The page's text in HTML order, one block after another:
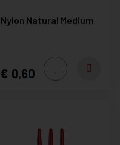
Nylon Natural Medium
0,60